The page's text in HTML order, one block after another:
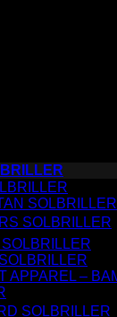
SOLBRILLER
SOLBRILLER
APPAREL –
SOLBRILLER